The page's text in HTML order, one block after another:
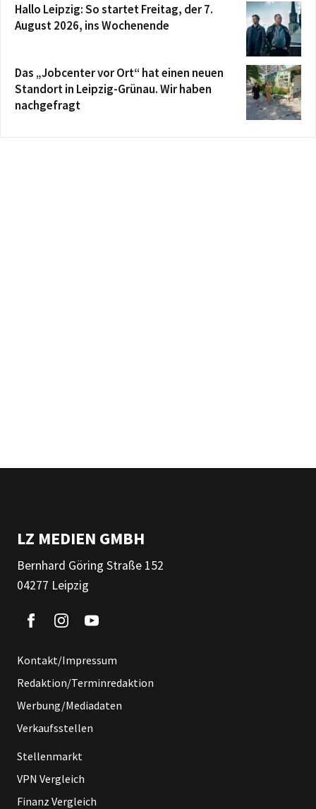
Hallo Leipzig: So startet Freitag, der 7.
August 2026, ins Wochenende
Das „Jobcenter vor Ort“ hat einen neuen
Standort in Leipzig-Grünau. Wir haben
nachgefragt
LZ MEDIEN GMBH
Bernhard Göring Straße 152
04277 Leipzig
Kontakt/Impressum
Redaktion/Terminredaktion
Werbung/Mediadaten
Verkaufsstellen
Stellenmarkt
VPN Vergleich
Finanz Vergleich